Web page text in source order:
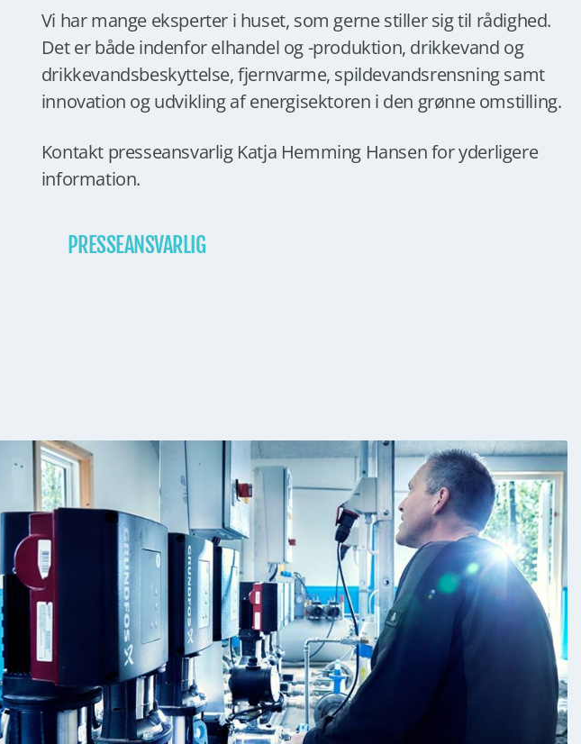
Vi har mange eksperter i huset, som gerne stiller sig til rådighed.
Det er både indenfor elhandel og -produktion, drikkevand og
drikkevandsbeskyttelse, fjernvarme, spildevandsrensning samt
innovation og udvikling af energisektoren i den grønne omstilling.
Kontakt presseansvarlig Katja Hemming Hansen for yderligere
information.
PRESSEANSVARLIG